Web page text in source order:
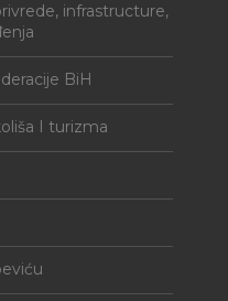
infrastructure,
BiH
I turizma